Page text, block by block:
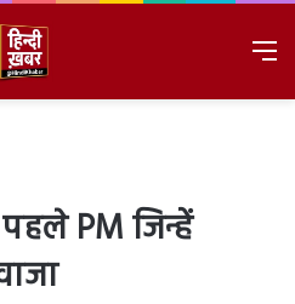
पहले PM जिन्हें